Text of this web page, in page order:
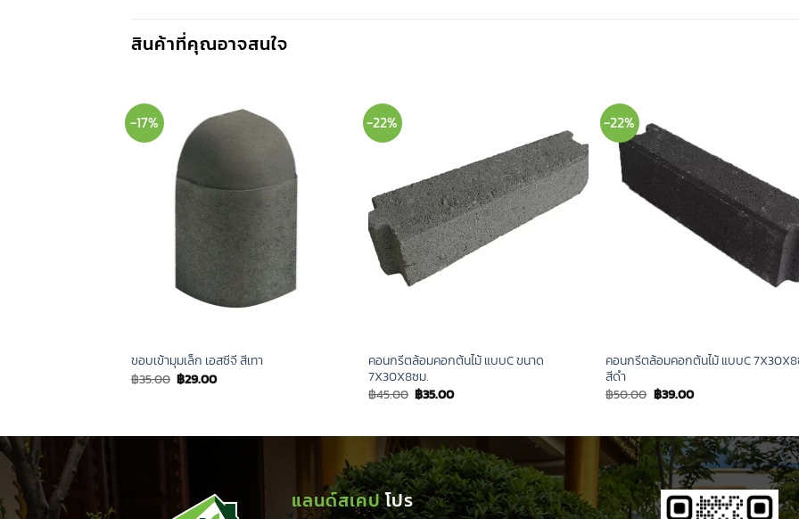
สินค้าที่คุณอาจสนใจ
-17%
ขอบเข้ามุมเล็ก เอสซีจี สีเทา
฿35.00 Original
price
฿29.00Current
-22%
คอนกรีตล้อมคอกต้นไม้ แบบC ขนาด
7X30X8ซม.
฿45.00 Original
price
฿35.00Current
-22%
คอนกรีตล้อมคอกต้นไม้ แบบC
สีดำ
฿50.00 Original
price
฿39.00Current
แลนด์สเคปโปร